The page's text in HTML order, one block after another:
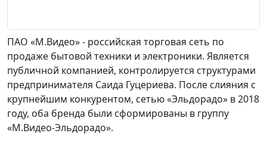
ПАО «М.Видео» - российская торговая сеть по
продаже бытовой техники и электроники. Является
публичной компанией, контролируется структурами
предпринимателя Саида Гуцериева. После слияния с
крупнейшим конкурентом, сетью «Эльдорадо» в 2018
году, оба бренда были сформированы в группу
«М.Видео-Эльдорадо».